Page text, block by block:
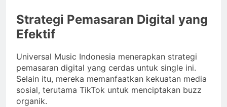
Strategi Pemasaran Digital yang
Efektif
Universal Music Indonesia menerapkan strategi
pemasaran digital yang cerdas untuk single ini.
Selain itu, mereka memanfaatkan kekuatan media
sosial, terutama TikTok untuk menciptakan buzz
organik.